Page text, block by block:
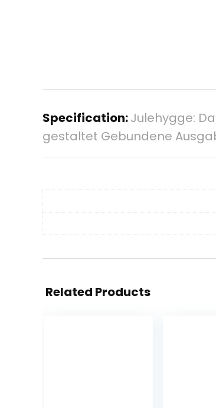
Specification:Julehygge:
gestaltet Gebundene
Related Products